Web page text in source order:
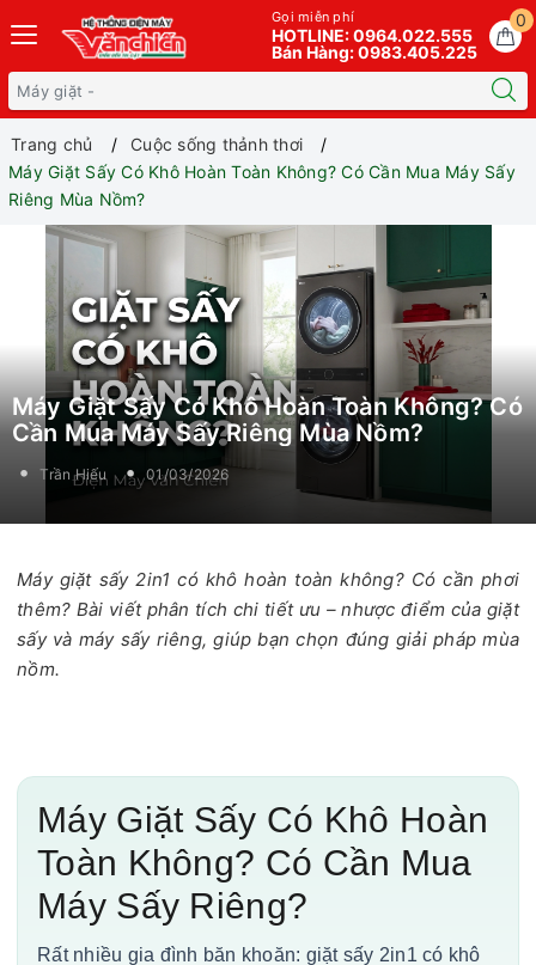
0
Gọi miễn phí
HOTLINE: 0964.022.555
Bán Hàng: 0983.405.225
Trang chủ
Cuộc sống thảnh thơi
Máy Giặt Sấy Có Khô Hoàn Toàn Không? Có Cần Mua Máy Sấy
Riêng Mùa Nồm?
Máy Giặt Sấy Có Khô Hoàn Toàn Không? Có
Cần Mua Máy Sấy Riêng Mùa Nồm?
Trần Hiếu 01/03/2026
Máy giặt sấy 2in1 có khô hoàn toàn không? Có cần phơi
thêm? Bài viết phân tích chi tiết ưu – nhược điểm của giặt
sấy và máy sấy riêng, giúp bạn chọn đúng giải pháp mùa
nồm.
Máy Giặt Sấy Có Khô Hoàn
Toàn Không? Có Cần Mua
Máy Sấy Riêng?
Rất nhiều gia đình băn khoăn: giặt sấy 2in1 có khô